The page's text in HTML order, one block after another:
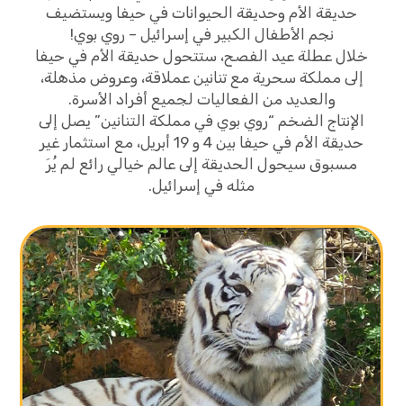
حديقة الأم وحديقة الحيوانات في حيفا ويستضيف
نجم الأطفال الكبير في إسرائيل – روي بوي!
خلال عطلة عيد الفصح، ستتحول حديقة الأم في حيفا
إلى مملكة سحرية مع تنانين عملاقة، وعروض مذهلة،
والعديد من الفعاليات لجميع أفراد الأسرة.
الإنتاج الضخم “روي بوي في مملكة التنانين” يصل إلى
حديقة الأم في حيفا بين 4 و 19 أبريل، مع استثمار غير
مسبوق سيحول الحديقة إلى عالم خيالي رائع لم يُرَ
مثله في إسرائيل.